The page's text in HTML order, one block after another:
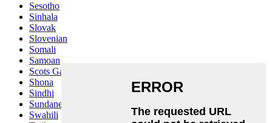
Sesotho
Sinhala
Slovak
Slovenian
Somali
Samoan
Scots Gaelic
Shona
Sindhi
Sundanese
Swahili